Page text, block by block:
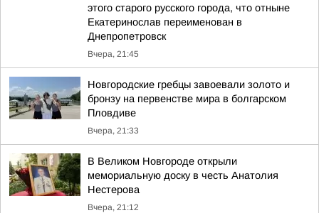
этого старого русского города, что отныне
Екатеринослав переименован в
Днепропетровск
Вчера, 21:45
Новгородские гребцы завоевали золото и
бронзу на первенстве мира в болгарском
Пловдиве
Вчера, 21:33
В Великом Новгороде открыли
мемориальную доску в честь Анатолия
Нестерова
Вчера, 21:12